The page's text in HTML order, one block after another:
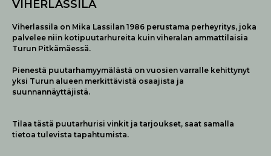
VIHERLASSILA
Viherlassila on Mika Lassilan 1986 perustama perheyritys, joka
palvelee niin kotipuutarhureita kuin viheralan ammattilaisia
Turun Pitkämäessä.
Pienestä puutarhamyymälästä on vuosien varralle kehittynyt
yksi Turun alueen merkittävistä osaajista ja
suunnannäyttäjistä.
Tilaa tästä puutarhurisi vinkit ja tarjoukset, saat samalla
tietoa tulevista tapahtumista.